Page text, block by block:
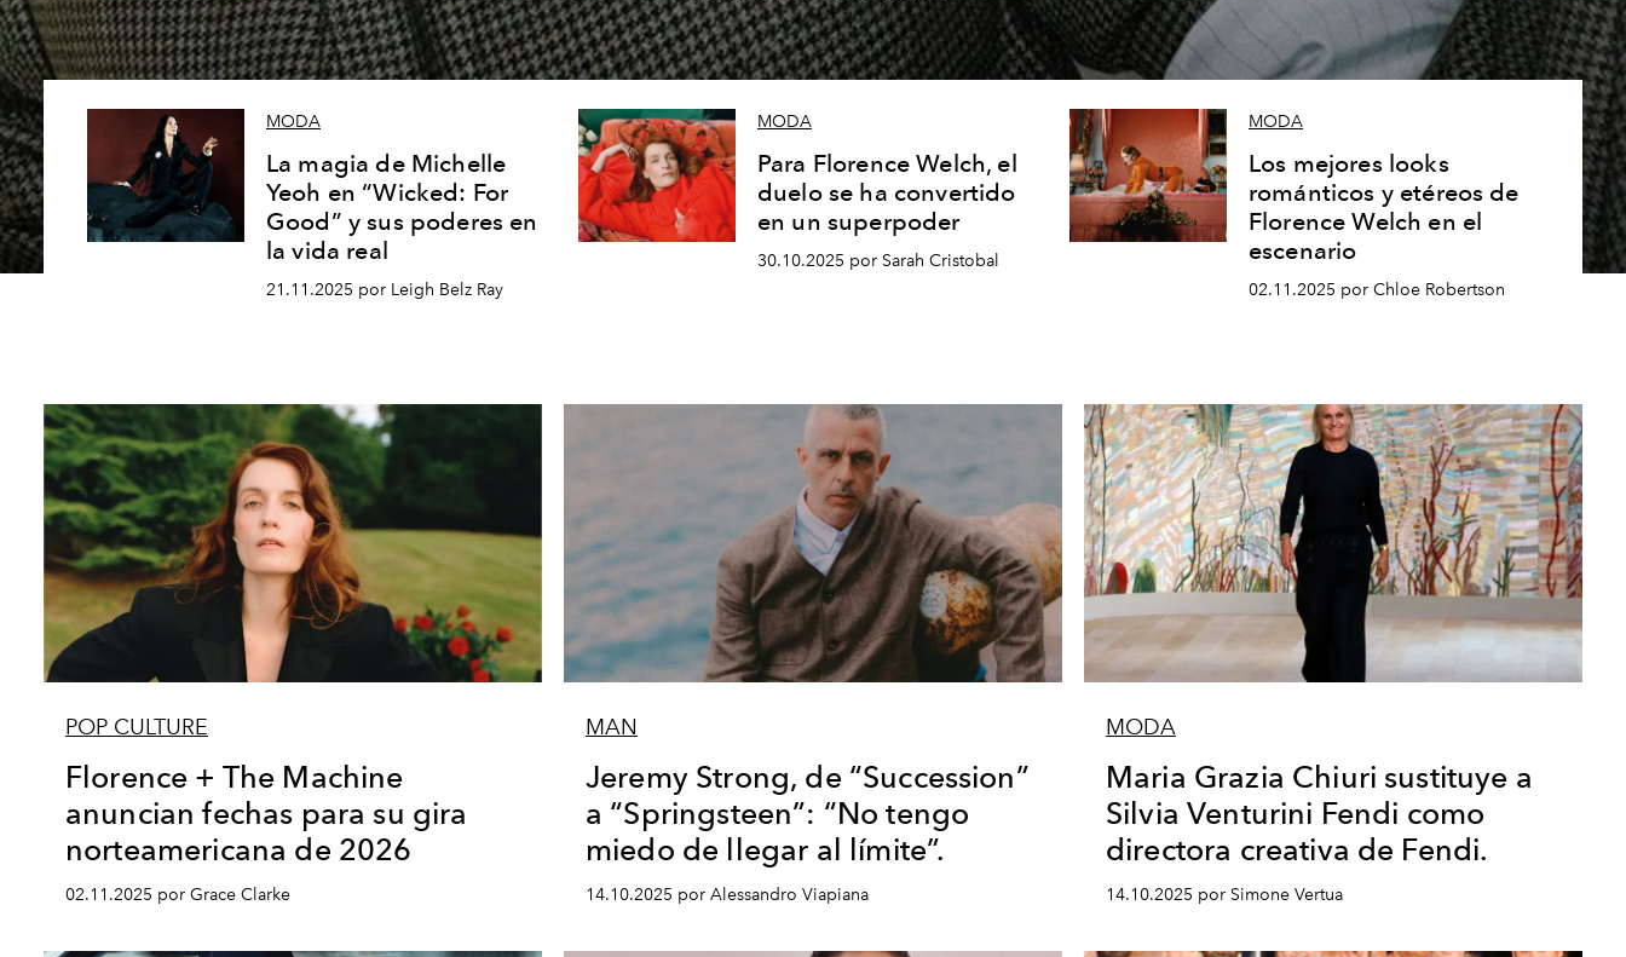
MODA
La magia de Michelle
Yeoh en “Wicked: For
Good” y sus poderes en
la vida real
21.11.2025 por Leigh Belz Ray
MODA
Para Florence Welch, el
duelo se ha convertido
en un superpoder
30.10.2025 por Sarah Cristobal
MODA
Los mejores looks
románticos y etéreos de
Florence Welch en el
escenario
02.11.2025 por Chloe Robertson
POP CULTURE
Florence + The Machine
anuncian fechas para su gira
norteamericana de 2026
02.11.2025 por Grace Clarke
MAN
Jeremy Strong, de “Succession”
a “Springsteen”: “No tengo
miedo de llegar al límite”.
14.10.2025 por Alessandro Viapiana
MODA
Maria Grazia Chiuri sustituye a
Silvia Venturini Fendi como
directora creativa de Fendi.
14.10.2025 por Simone Vertua